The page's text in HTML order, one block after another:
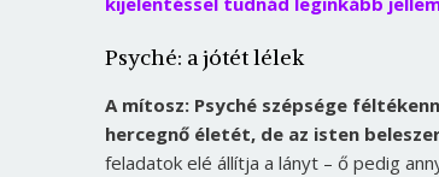
Psyché: a jótét lélek
A mítosz: Psyché szépsége
hercegnő életét, de az isten
feladatok elé állítja a lányt – ő pedig